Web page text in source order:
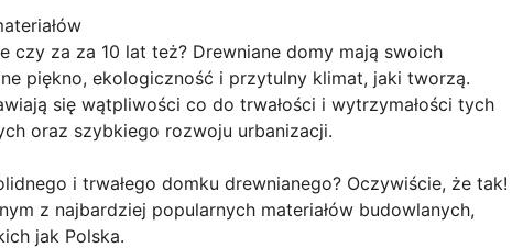
za za 10 lat też? Drewniane domy mają swoich
piękno, ekologiczność i przytulny klimat, jaki tworzą.
się wątpliwości co do trwałości i wytrzymałości tych
oraz szybkiego rozwoju urbanizacji.
i trwałego domku drewnianego? Oczywiście, że tak!
z najbardziej popularnych materiałów budowlanych,
jak Polska.